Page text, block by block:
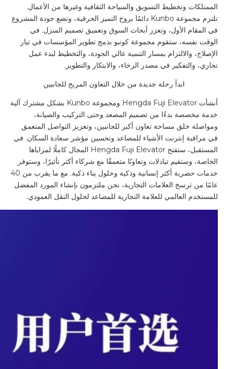
الممتلكات وتخطيط التسويق والسياحة الثقافية وغيرها من الأعمال.
تلتزم مجموعة Kunbo دائمًا بروح التميز الحرفية، وتضع جودة المشروع
في المقام الأول، وتعزز أبحاث السوق وتعميق تصميم المنزل. في
الوقت نفسه، ستقوم مجموعة كونبو بدمج تطوير المؤسسات في تيار
الإصلاح، والالتزام بمسار التنمية عالي الجودة، والتخطيط لبدء عمل
تجاري، والتفكير في مصدر الرخاء، والابتكار والتطوير.
ابدأ رحلة جديدة من خلال التعاون المربح للجانبين
أنشأت Hengda Fuji Elevator ومجموعة Kunbo بشكل مشترك آلية
خدمة مخصصة بدءًا من تصميم المصعد وحتى التركيب والصيانة،
ومواصلة خلق مساحة تعاون أكبر للجانبين، وتعزيز التواصل المتعمق
في مراقبة إنترنت الأشياء للمصاعد وتحسين مؤشر سعادة السكان. في
المستقبل، ستفتح Hengda Fuji Elevator المجال كاملًا لمزاياها
الخاصة، وستقيم تبادلات وتعاونًا متعمقًا مع شركاء أكثر تأثيرًا، وستوفر
خدمات حضرية أكثر إنسانية وذكية وحلول بناء ذكية. مع ما يقرب من 40
عامًا من ترسخ العلامات التجارية، نحن ملتزمون بإنشاء المورد المفضل
للمستخدم العالمي للعلامة التجارية للمصاعد لحلول النقل العمودي.